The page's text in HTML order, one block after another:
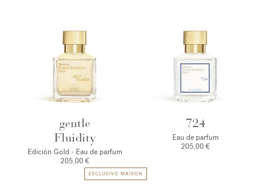
gentle
Fluidity
Edición Gold - Eau de parfum
205,00 €
724
Eau de parfum
205,00 €
ESCLUSIVO MAISON